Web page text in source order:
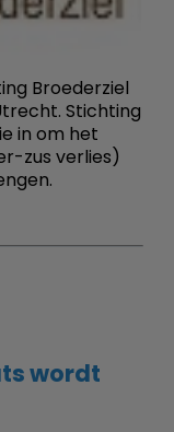
Broederziel
Stichting
in om het
zus verlies)
wordt